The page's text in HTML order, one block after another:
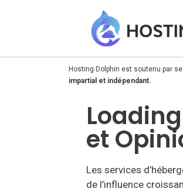
Hosting Dolphin est soutenu par
impartial et indépendant.
et
Les services
de l’influence